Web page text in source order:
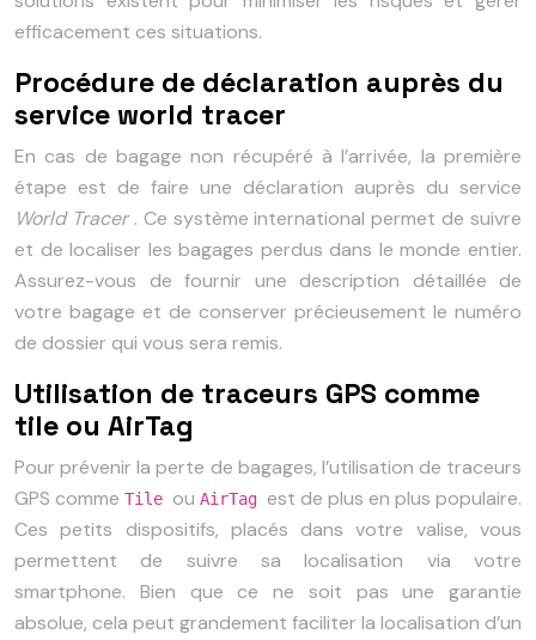
efficacement ces situations.
Procédure de déclaration auprès du
service world tracer
En cas de bagage non récupéré à l’arrivée, la première
étape est de faire une déclaration auprès du service
World Tracer. Ce système international permet de suivre
et de localiser les bagages perdus dans le monde entier.
Assurez-vous de fournir une description détaillée de
votre bagage et de conserver précieusement le numéro
de dossier qui vous sera remis.
Utilisation de traceurs GPS comme
tile ou AirTag
Pour prévenir la perte de bagages, l’utilisation de traceurs
GPS comme Tile ou AirTag est de plus en plus populaire.
Ces petits dispositifs, placés dans votre valise, vous
permettent de suivre sa localisation via votre
smartphone. Bien que ce ne soit pas une garantie
absolue, cela peut grandement faciliter la localisation d’un